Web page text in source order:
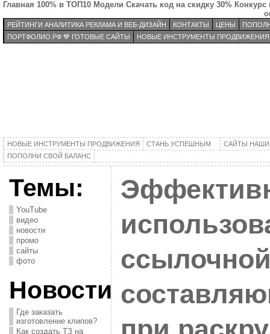
Главная 100% в ТОП10 Модели Скачать код на скидку 30% Конкурс
РЕЙТИНГИ АНАЛИТИКА РЕКЛАМА И ВЕБ-ДИЗАЙН КОНТАКТЫ ЦЕНЫ
ПОРТФОЛИО.РФ 💙 ГОТОВЫЕ САЙТЫ
НОВЫЕ ИНСТРУМЕНТЫ ПРОДВИЖЕНИЯ
НОВЫЕ ИНСТРУМЕНТЫ ПРОДВИЖЕНИЯ СТАНЬ УСПЕШНЫМ
САЙТЫ
ПОПОЛНИ СВОЙ БАЛАНС
Темы:
YouTube
видео
новости
промо
сайты
фото
Новости
Где заказать
изготовление клипов?
Как создать ТЗ на